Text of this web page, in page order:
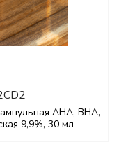
AHA, BHA,
9,9%, 30 мл